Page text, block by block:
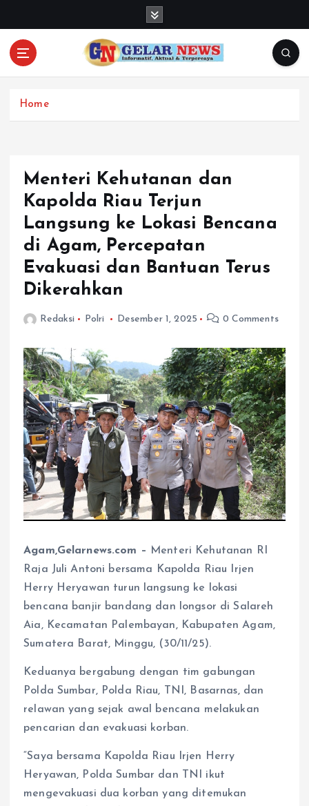
Home
Menteri Kehutanan dan
Kapolda Riau Terjun
Langsung ke Lokasi Bencana
di Agam, Percepatan
Evakuasi dan Bantuan Terus
Dikerahkan
Redaksi Polri Desember 1, 2025 0 Comments
Agam,Gelarnews.com –
Menteri Kehutanan RI
Raja Juli Antoni bersama Kapolda Riau Irjen
Herry Heryawan turun langsung ke lokasi
bencana banjir bandang dan longsor di Salareh
Aia, Kecamatan Palembayan, Kabupaten Agam,
Sumatera Barat, Minggu, (30/11/25).
Keduanya bergabung dengan tim gabungan
Polda Sumbar, Polda Riau, TNI, Basarnas, dan
relawan yang sejak awal bencana melakukan
pencarian dan evakuasi korban.
“Saya bersama Kapolda Riau Irjen Herry
Heryawan, Polda Sumbar dan TNI ikut
mengevakuasi dua korban yang ditemukan